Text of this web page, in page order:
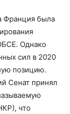
Франция была
Однако
сил в 2020
позицию.
Сенат принял
что